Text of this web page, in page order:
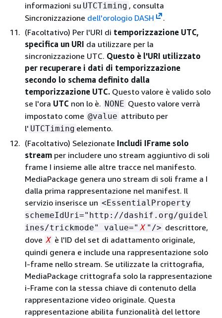
informazioni su UTCTiming , consulta
Sincronizzazione dell'orologio DASH
.
(Facoltativo) Per l'URI di temporizzazione UTC,
specifica un URI da utilizzare per la
sincronizzazione UTC. Questo è l'URI utilizzato
per recuperare i dati di temporizzazione
secondo lo schema definito dalla
temporizzazione UTC. Questo valore è valido solo
se l'ora UTC non lo è. NONE Questo valore verrà
impostato come @value attributo per
l' UTCTiming elemento.
(Facoltativo) Selezionate Includi IFrame solo
stream per includere uno stream aggiuntivo di soli
frame I insieme alle altre tracce nel manifesto.
MediaPackage genera uno stream di soli frame a I
dalla prima rappresentazione nel manifest. Il
servizio inserisce un <EssentialProperty
schemeIdUri="http://dashif.org/guidel
ines/trickmode" value=" X "/> descrittore,
dove X è l'ID del set di adattamento originale,
quindi genera e include una rappresentazione solo
I-frame nello stream. Se utilizzate la crittografia,
MediaPackage crittografa solo la rappresentazione
i-Frame con la stessa chiave di contenuto della
rappresentazione video originale. Questa
rappresentazione abilita funzionalità del lettore